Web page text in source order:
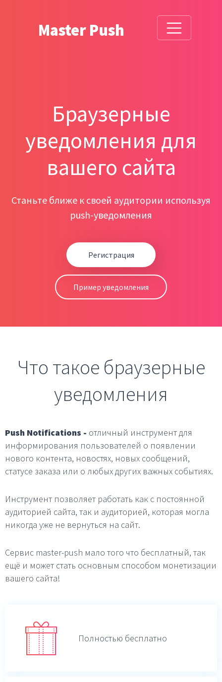
Master Push
Браузерные
уведомления для
вашего сайта
Станьте ближе к своей аудитории используя
push-уведомления
Регистрация
Пример уведомления
Что такое браузерные
уведомления
Push Notifications - отличный инструмент для
информирования пользователей о появлении
нового контента, новостях, новых сообщений,
статусе заказа или о любых других важных событиях.
Инструмент позволяет работать как с постоянной
аудиторией сайта, так и аудиторией, которая могла
никогда уже не вернуться на сайт.
Сервис master-push мало того что бесплатный, так
ещё и может стать основным способом монетизации
вашего сайта!
Полностью бесплатно